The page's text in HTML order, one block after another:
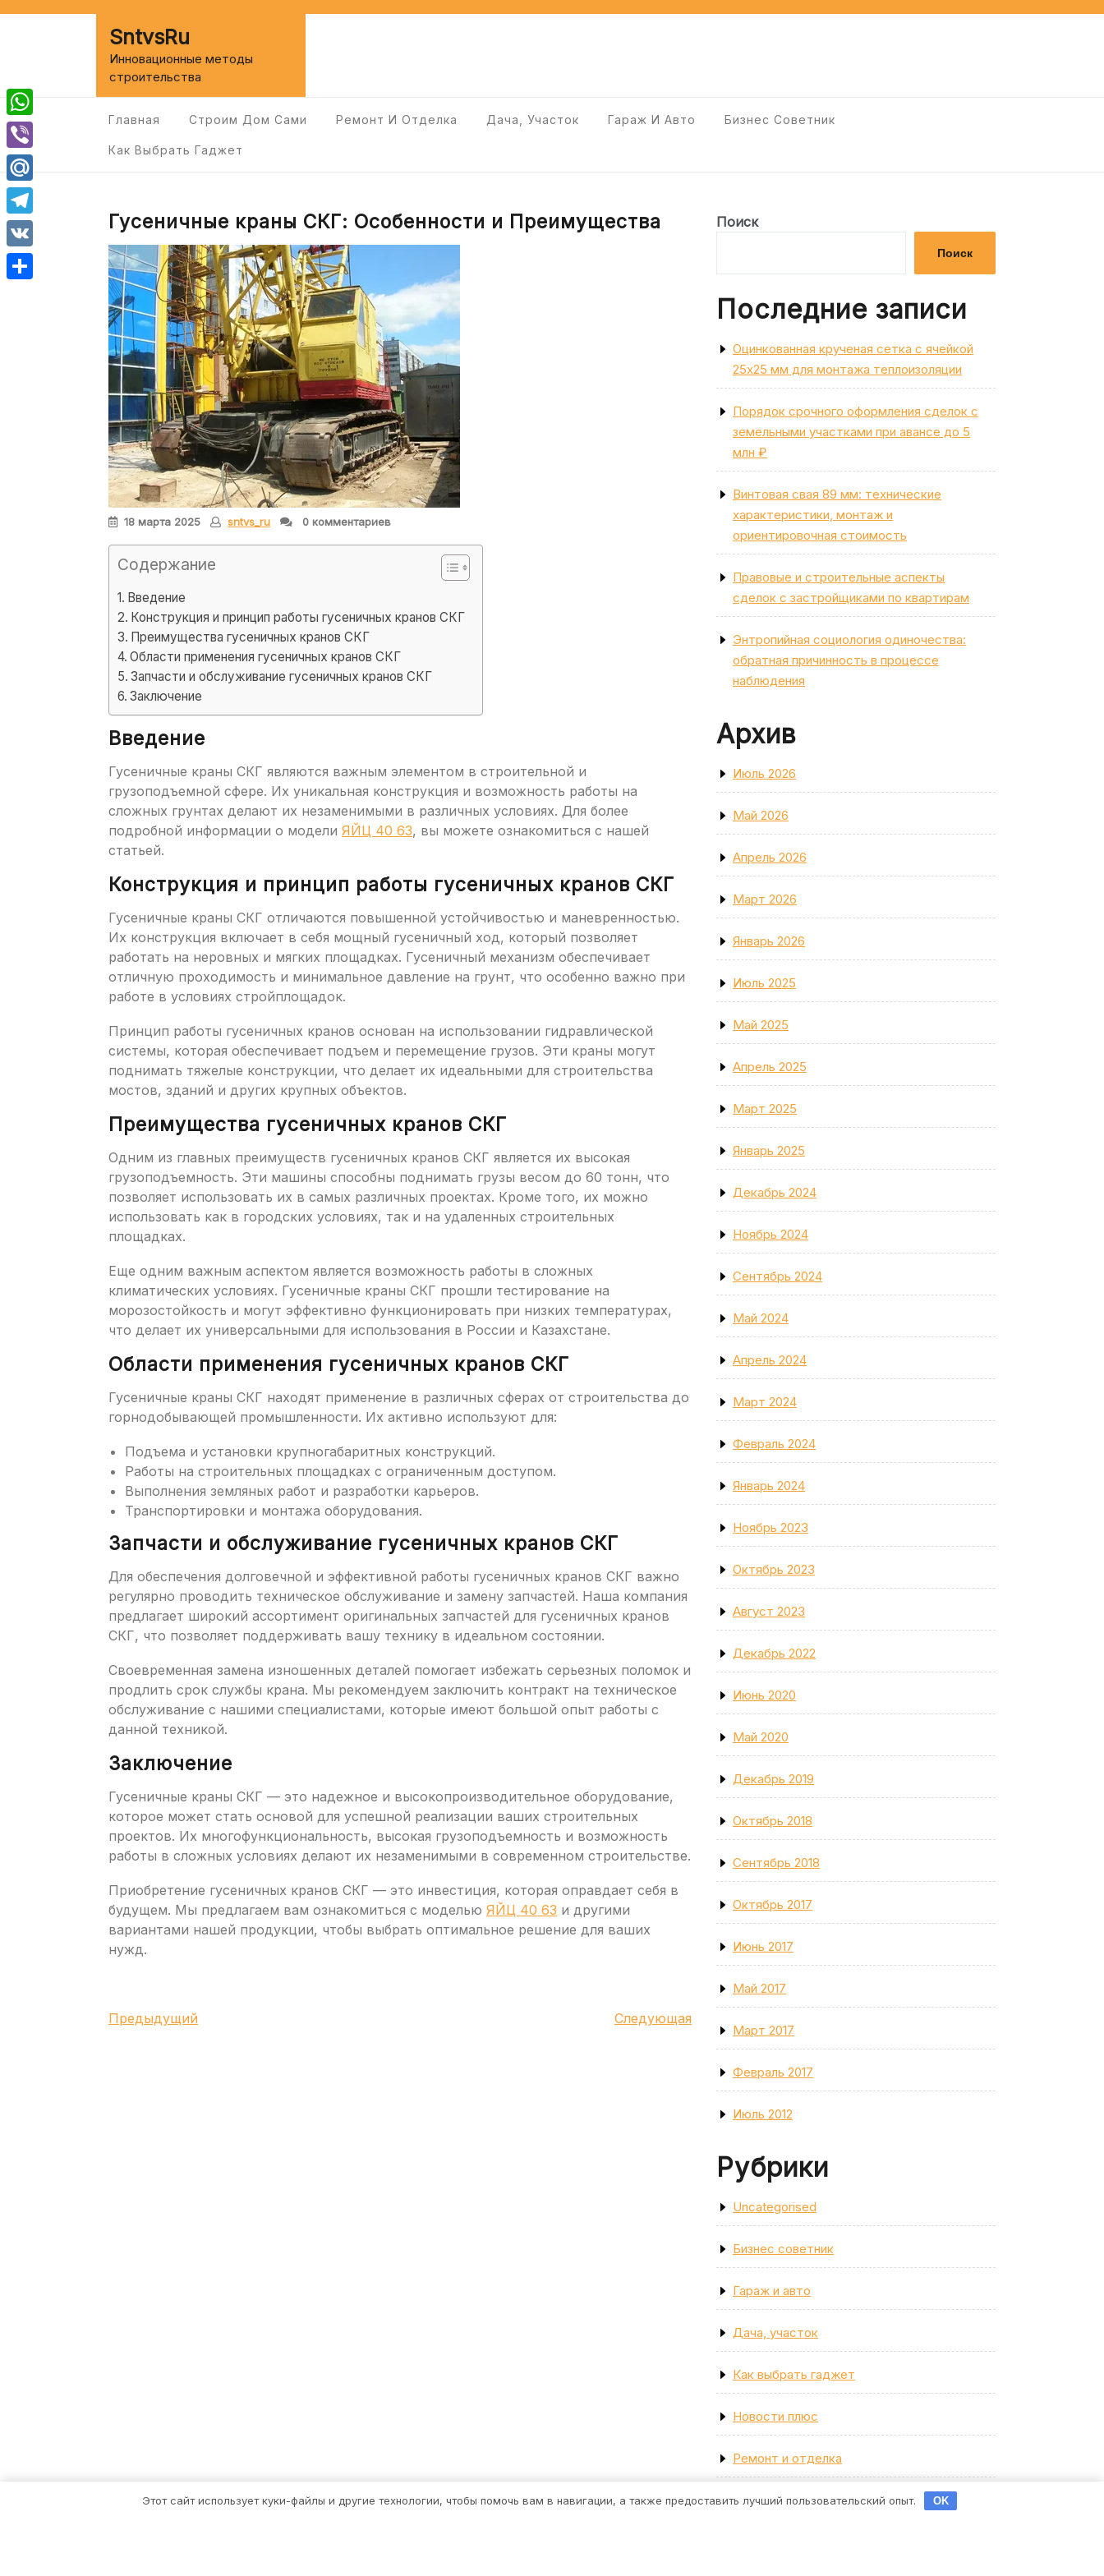
SntvsRu
Инновационные методы
строительства
Главная Строим Дом Сами Ремонт И Отделка Дача, Участок Гараж И Авто Бизнес Советник
Как Выбрать Гаджет
Гусеничные краны СКГ: Особенности и Преимущества
18 марта 2025 sntvs_ru 0 комментариев
Содержание
Введение
Конструкция и принцип работы гусеничных кранов СКГ
Преимущества гусеничных кранов СКГ
Области применения гусеничных кранов СКГ
Запчасти и обслуживание гусеничных кранов СКГ
Заключение
Введение
Гусеничные краны СКГ являются важным элементом в строительной и
грузоподъемной сфере. Их уникальная конструкция и возможность работы на
сложных грунтах делают их незаменимыми в различных условиях. Для более
подробной информации о модели ЯЙЦ 40 63, вы можете ознакомиться с нашей
статьей.
Конструкция и принцип работы гусеничных кранов СКГ
Гусеничные краны СКГ отличаются повышенной устойчивостью и маневренностью.
Их конструкция включает в себя мощный гусеничный ход, который позволяет
работать на неровных и мягких площадках. Гусеничный механизм обеспечивает
отличную проходимость и минимальное давление на грунт, что особенно важно при
работе в условиях стройплощадок.
Принцип работы гусеничных кранов основан на использовании гидравлической
системы, которая обеспечивает подъем и перемещение грузов. Эти краны могут
поднимать тяжелые конструкции, что делает их идеальными для строительства
мостов, зданий и других крупных объектов.
Преимущества гусеничных кранов СКГ
Одним из главных преимуществ гусеничных кранов СКГ является их высокая
грузоподъемность. Эти машины способны поднимать грузы весом до 60 тонн, что
позволяет использовать их в самых различных проектах. Кроме того, их можно
использовать как в городских условиях, так и на удаленных строительных
площадках.
Еще одним важным аспектом является возможность работы в сложных
климатических условиях. Гусеничные краны СКГ прошли тестирование на
морозостойкость и могут эффективно функционировать при низких температурах,
что делает их универсальными для использования в России и Казахстане.
Области применения гусеничных кранов СКГ
Гусеничные краны СКГ находят применение в различных сферах от строительства до
горнодобывающей промышленности. Их активно используют для:
Подъема и установки крупногабаритных конструкций.
Работы на строительных площадках с ограниченным доступом.
Выполнения земляных работ и разработки карьеров.
Транспортировки и монтажа оборудования.
Запчасти и обслуживание гусеничных кранов СКГ
Для обеспечения долговечной и эффективной работы гусеничных кранов СКГ важно
регулярно проводить техническое обслуживание и замену запчастей. Наша компания
предлагает широкий ассортимент оригинальных запчастей для гусеничных кранов
СКГ, что позволяет поддерживать вашу технику в идеальном состоянии.
Своевременная замена изношенных деталей помогает избежать серьезных поломок и
продлить срок службы крана. Мы рекомендуем заключить контракт на техническое
обслуживание с нашими специалистами, которые имеют большой опыт работы с
данной техникой.
Заключение
Гусеничные краны СКГ — это надежное и высокопроизводительное оборудование,
которое может стать основой для успешной реализации ваших строительных
проектов. Их многофункциональность, высокая грузоподъемность и возможность
работы в сложных условиях делают их незаменимыми в современном строительстве.
Приобретение гусеничных кранов СКГ — это инвестиция, которая оправдает себя в
будущем. Мы предлагаем вам ознакомиться с моделью ЯЙЦ 40 63 и другими
вариантами нашей продукции, чтобы выбрать оптимальное решение для ваших
нужд.
Навигация
Предыдущая
Предыдущий
Следующая
Следующая
Поиск
Поиск
Последние записи
Оцинкованная крученая сетка с ячейкой
25х25 мм для монтажа теплоизоляции
Порядок срочного оформления сделок с
земельными участками при авансе до 5
млн ₽
Винтовая свая 89 мм: технические
характеристики, монтаж и
ориентировочная стоимость
Правовые и строительные аспекты
сделок с застройщиками по квартирам
Энтропийная социология одиночества:
обратная причинность в процессе
наблюдения
Архив
Июль 2026
Май 2026
Апрель 2026
Март 2026
Январь 2026
Июль 2025
Май 2025
Апрель 2025
Март 2025
Январь 2025
Декабрь 2024
Ноябрь 2024
Сентябрь 2024
Май 2024
Апрель 2024
Март 2024
Февраль 2024
Январь 2024
Ноябрь 2023
Октябрь 2023
Август 2023
Декабрь 2022
Июнь 2020
Май 2020
Декабрь 2019
Октябрь 2018
Сентябрь 2018
Октябрь 2017
Июнь 2017
Май 2017
Март 2017
Февраль 2017
Июль 2012
Рубрики
Uncategorised
Бизнес советник
Гараж и авто
Дача, участок
Как выбрать гаджет
Новости плюс
Ремонт и отделка
Строим дом сами
WhatsApp
Viber
Mail.Ru
Telegram
VK
Этот сайт использует куки-файлы и другие технологии, чтобы помочь вам в навигации, а также предоставить лучший пользовательский опыт. OK